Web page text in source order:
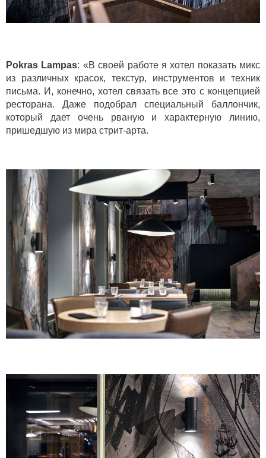
Pokras Lampas: «В своей работе я хотел показать микс
из различных красок, текстур, инструментов и техник
письма. И, конечно, хотел связать все это с концепцией
ресторана. Даже подобрал специальный баллончик,
который дает очень рваную и характерную линию,
пришедшую из мира стрит-арта.